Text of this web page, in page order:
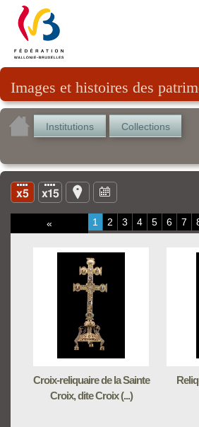
Images et histoires des
Institutions Collections
« 1 2 3 4 5 6 7
Croix-reliquaire de la Sainte
Croix, dite Croix (...)